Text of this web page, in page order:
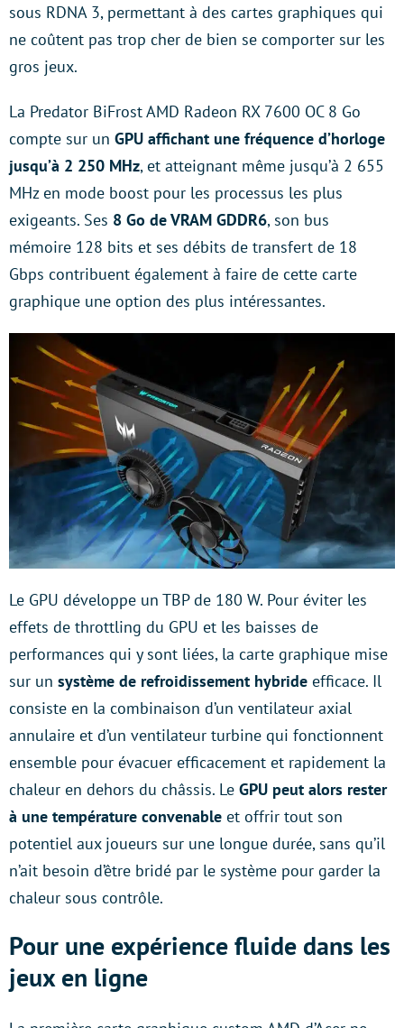
sous RDNA 3, permettant à des cartes graphiques qui
ne coûtent pas trop cher de bien se comporter sur les
gros jeux.
La Predator BiFrost AMD Radeon RX 7600 OC 8 Go
compte sur un GPU affichant une fréquence d’horloge
jusqu’à 2 250 MHz, et atteignant même jusqu’à 2 655
MHz en mode boost pour les processus les plus
exigeants. Ses 8 Go de VRAM GDDR6, son bus
mémoire 128 bits et ses débits de transfert de 18
Gbps contribuent également à faire de cette carte
graphique une option des plus intéressantes.
Le GPU développe un TBP de 180 W. Pour éviter les
effets de throttling du GPU et les baisses de
performances qui y sont liées, la carte graphique mise
sur un système de refroidissement hybride efficace. Il
consiste en la combinaison d’un ventilateur axial
annulaire et d’un ventilateur turbine qui fonctionnent
ensemble pour évacuer efficacement et rapidement la
chaleur en dehors du châssis. Le GPU peut alors rester
à une température convenable et offrir tout son
potentiel aux joueurs sur une longue durée, sans qu’il
n’ait besoin d’être bridé par le système pour garder la
chaleur sous contrôle.
Pour une expérience fluide dans les
jeux en ligne